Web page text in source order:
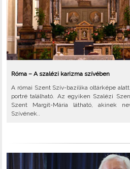
Róma – A szalézi karizma szívében
A római Szent Szív-bazilika oltárképe
portré található. Az egyiken Szalézi
Szent Margit-Mária látható, akinek
Szívének..